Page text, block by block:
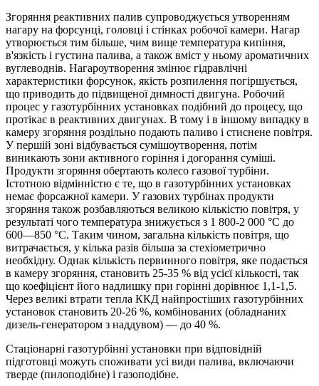
Згоряння реактивних палив супроводжується утворенням
нагару на форсунці, головці і стінках робочої камери. Нагар
утворюється тим більше, чим вище температура кипіння,
в'язкість і густина палива, а також вміст у ньому ароматичних
вуглеводнів. Нагароутворення змінює гідравлічні
характеристики форсунок, якість розпилення погіршується,
що приводить до підвищеної димності двигуна. Робочий
процес у газотурбінних установках подібний до процесу, що
протікає в реактивних двигунах. В тому і в іншому випадку в
камеру згоряння роздільно подають паливо і стиснене повітря.
У першій зоні відбувається сумішоутворення, потім
виникають зони активного горіння і догорання суміші.
Продукти згоряння обертають колесо газової турбіни.
Істотною відмінністю є те, що в газотурбінних установках
немає форсажної камери. У газових турбінах продукти
згоряння також розбавляються великою кількістю повітря, у
результаті чого температура знижується з 1 800-2 000 °C до
600—850 °C. Таким чином, загальна кількість повітря, що
витрачається, у кілька разів більша за стехіометрично
необхідну. Однак кількість первинного повітря, яке подається
в камеру згоряння, становить 25-35 % від усієї кількості, так
що коефіцієнт його надлишку при горінні дорівнює 1,1-1,5.
Через великі втрати тепла ККД найпростіших газотурбінних
установок становить 20-26 %, комбінованих (обладнаних
дизель-генератором з наддувом) — до 40 %.
Стаціонарні газотурбінні установки при відповідній
підготовці можуть споживати усі види палива, включаючи
тверде (пилоподібне) і газоподібне.